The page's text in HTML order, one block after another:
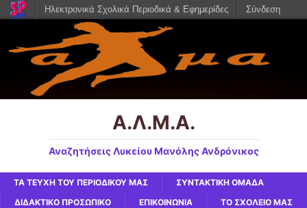
Α.Λ.Μ.Α.
Αναζητήσεις Λυκείου Μανόλης Ανδρόνικος
ΤΑ ΤΕΥΧΗ ΤΟΥ ΠΕΡΙΟΔΙΚΟΥ ΜΑΣ
ΣΥΝΤΑΚΤΙΚΗ ΟΜΑΔΑ
ΔΙΔΑΚΤΙΚΟ ΠΡΟΣΩΠΙΚΟ
ΕΠΙΚΟΙΝΩΝΙΑ ΤΟ ΣΧΟΛΕΙΟ ΜΑΣ
Ηλεκτρονικά Σχολικά Περιοδικά & Εφημερίδες Σύνδεση